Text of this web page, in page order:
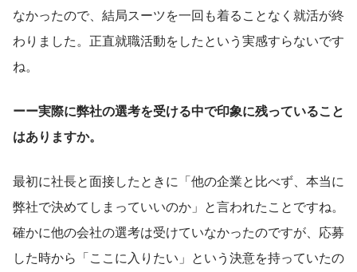
なかったので、結局スーツを一回も着ることなく就活が終
わりました。正直就職活動をしたという実感すらないです
ね。
ーー実際に弊社の選考を受ける中で印象に残っていること
はありますか。
最初に社長と面接したときに「他の企業と比べず、本当に
弊社で決めてしまっていいのか」と言われたことですね。
確かに他の会社の選考は受けていなかったのですが、応募
した時から「ここに入りたい」という決意を持っていたの